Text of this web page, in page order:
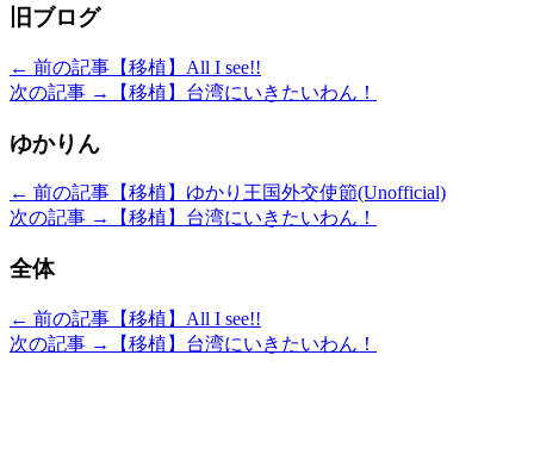
旧ブログ
← 前の記事 【移植】All I see!!
次の記事 →
【移植】台湾にいきたいわん！
ゆかりん
← 前の記事 【移植】ゆかり王国外交使節(Unofficial)
次の記事 →
【移植】台湾にいきたいわん！
全体
← 前の記事 【移植】All I see!!
次の記事 →
【移植】台湾にいきたいわん！